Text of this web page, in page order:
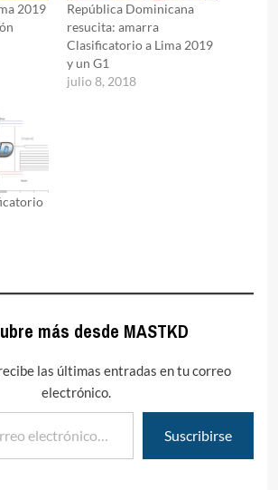
2019
República Dominicana
resucita: amarra
Clasificatorio a Lima 2019
y un G1
julio 8, 2018
más desde MASTKD
las últimas entradas en tu correo
electrónico.
Suscribirse